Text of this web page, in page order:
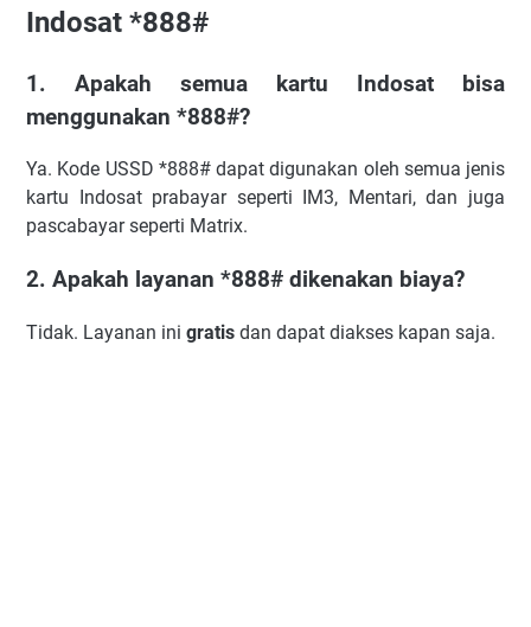
Indosat *888#
1. Apakah semua kartu Indosat bisa
menggunakan *888#?
Ya. Kode USSD *888# dapat digunakan oleh semua jenis
kartu Indosat prabayar seperti IM3, Mentari, dan juga
pascabayar seperti Matrix.
2. Apakah layanan *888# dikenakan biaya?
Tidak. Layanan ini gratis dan dapat diakses kapan saja.